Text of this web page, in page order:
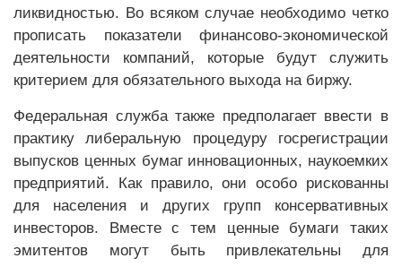
ликвидностью. Во всяком случае необходимо четко
прописать показатели финансово-экономической
деятельности компаний, которые будут служить
критерием для обязательного выхода на биржу.
Федеральная служба также предполагает ввести в
практику либеральную процедуру госрегистрации
выпусков ценных бумаг инновационных, наукоемких
предприятий. Как правило, они особо рискованны
для населения и других групп консервативных
инвесторов. Вместе с тем ценные бумаги таких
эмитентов могут быть привлекательны для